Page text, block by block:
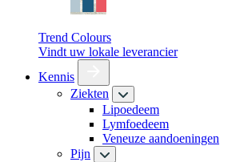
Trend Colours
Vindt uw lokale leverancier
Kennis
Ziekten
Lipoedeem
Lymfoedeem
Veneuze aandoeningen
Pijn